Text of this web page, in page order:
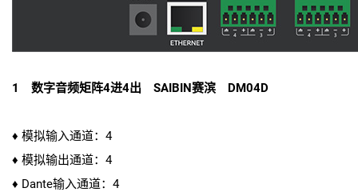
1 数字音频矩阵4进4出 SAIBIN赛滨 DM04D
♦ 模拟输入通道：4
♦ 模拟输出通道：4
♦ Dante输入通道：4